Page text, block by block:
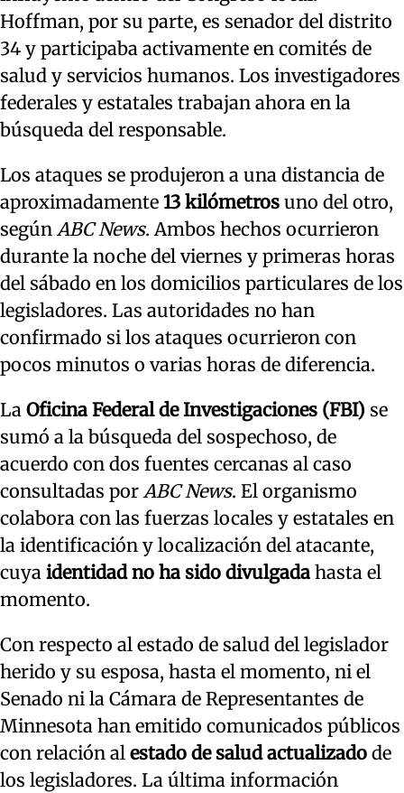
Hoffman, por su parte, es senador del distrito
34 y participaba activamente en comités de
salud y servicios humanos. Los investigadores
federales y estatales trabajan ahora en la
búsqueda del responsable.
Los ataques se produjeron a una distancia de
aproximadamente 13 kilómetros uno del otro,
según ABC News. Ambos hechos ocurrieron
durante la noche del viernes y primeras horas
del sábado en los domicilios particulares de los
legisladores. Las autoridades no han
confirmado si los ataques ocurrieron con
pocos minutos o varias horas de diferencia.
La Oficina Federal de Investigaciones (FBI) se
sumó a la búsqueda del sospechoso, de
acuerdo con dos fuentes cercanas al caso
consultadas por ABC News. El organismo
colabora con las fuerzas locales y estatales en
la identificación y localización del atacante,
cuya identidad no ha sido divulgada hasta el
momento.
Con respecto al estado de salud del legislador
herido y su esposa, hasta el momento, ni el
Senado ni la Cámara de Representantes de
Minnesota han emitido comunicados públicos
con relación al estado de salud actualizado de
los legisladores. La última información